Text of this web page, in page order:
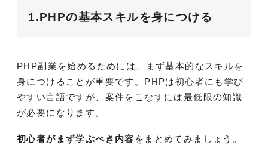
1.PHPの基本スキルを身につける
PHP副業を始めるためには、まず基本的なスキルを
身につけることが重要です。PHPは初心者にも学び
やすい言語ですが、案件をこなすには最低限の知識
が必要になります。
初心者がまず学ぶべき内容 をまとめてみましょう。